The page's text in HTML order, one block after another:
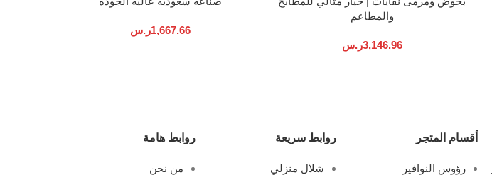
والمطاعم
3,146.96ر.س
1,667.66ر.س
أقسام المتجر
رؤوس النوافير
روابط سريعة
شلال منزلي
روابط هامة
من نحن